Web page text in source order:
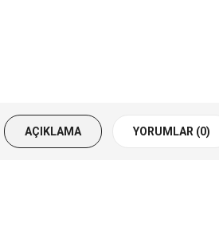
AÇIKLAMA YORUMLAR (0)